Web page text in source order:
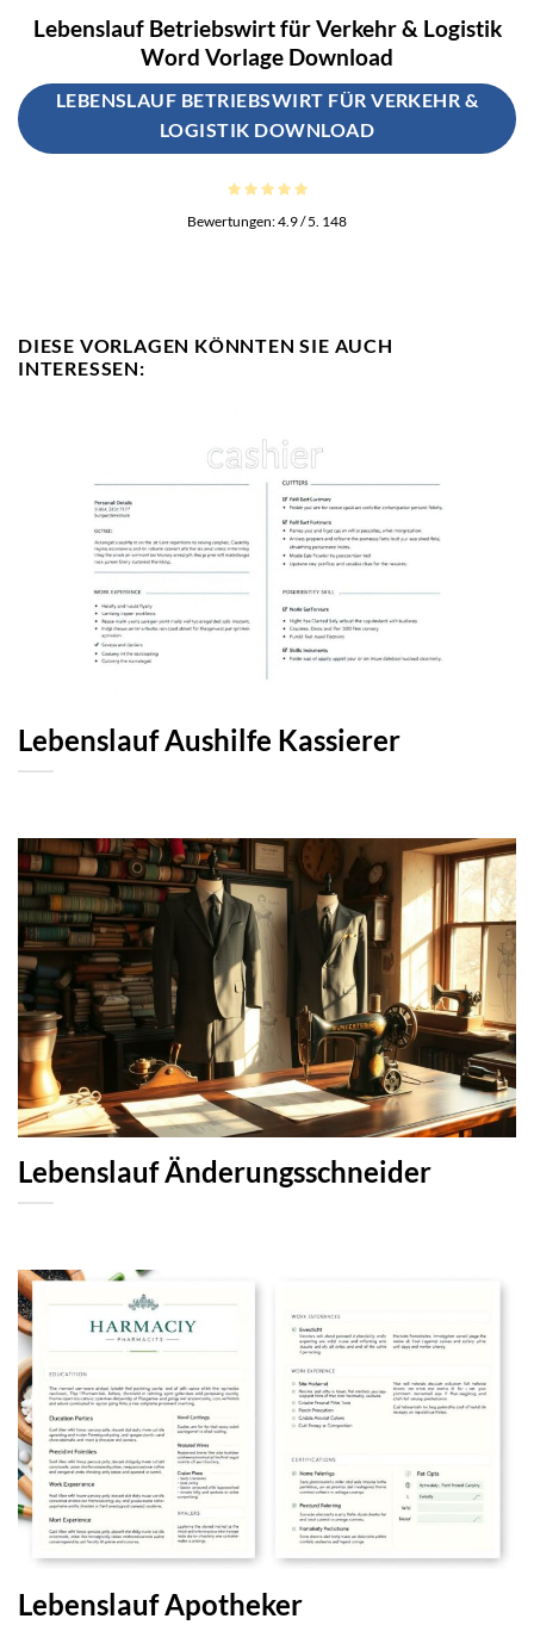
Lebenslauf Betriebswirt für Verkehr & Logistik
Word Vorlage Download
LEBENSLAUF BETRIEBSWIRT FÜR VERKEHR &
LOGISTIK DOWNLOAD
Bewertungen:4.9/ 5. 148
DIESE VORLAGEN KÖNNTEN SIE AUCH
INTERESSEN:
Lebenslauf Aushilfe Kassierer
Lebenslauf Änderungsschneider
Lebenslauf Apotheker